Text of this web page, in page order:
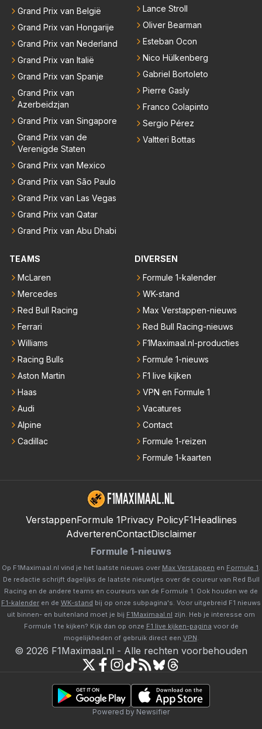
Grand Prix van België
Grand Prix van Hongarije
Grand Prix van Nederland
Grand Prix van Italië
Grand Prix van Spanje
Grand Prix van
Azerbeidzjan
Grand Prix van Singapore
Grand Prix van de
Verenigde Staten
Grand Prix van Mexico
Grand Prix van São Paulo
Grand Prix van Las Vegas
Grand Prix van Qatar
Grand Prix van Abu Dhabi
Lance Stroll
Oliver Bearman
Esteban Ocon
Nico Hülkenberg
Gabriel Bortoleto
Pierre Gasly
Franco Colapinto
Sergio Pérez
Valtteri Bottas
TEAMS
McLaren
Mercedes
Red Bull Racing
Ferrari
Williams
Racing Bulls
Aston Martin
Haas
Audi
Alpine
Cadillac
DIVERSEN
Formule 1-kalender
WK-stand
Max Verstappen-nieuws
Red Bull Racing-nieuws
F1Maximaal.nl-producties
Formule 1-nieuws
F1 live kijken
VPN en Formule 1
Vacatures
Contact
Formule 1-reizen
Formule 1-kaarten
VerstappenFormule 1Privacy PolicyF1Headlines
AdverterenContactDisclaimer
Formule 1-nieuws
Op F1Maximaal.nl vind je het laatste nieuws over Max Verstappen en Formule 1
De redactie schrijft dagelijks de laatste nieuwtjes over de coureur van Red Bull
Racing en de andere teams en coureurs van de Formule 1. Ook houden we de
F1-kalender en de WK-stand bij op onze subpagina's. Voor uitgebreid F1 nieuws
uit binnen- en buitenland moet je bij F1Maximaal.nl zijn. Heb je interesse om
Formule 1 te kijken? Kijk dan op onze F1 live kijken-pagina voor de
mogelijkheden of gebruik direct een VPN
© 2026 F1Maximaal.nl - Alle rechten voorbehouden
Powered by Newsifier